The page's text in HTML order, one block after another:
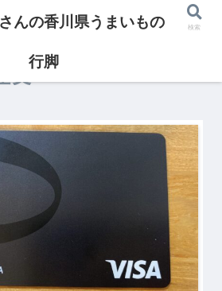
友
んの香川県うまいもの
行脚
検索